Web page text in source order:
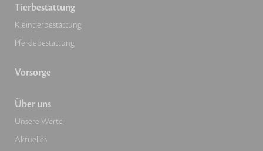
Tierbestattung
Kleintierbestattung
Pferdebestattung
Vorsorge
Über uns
Unsere Werte
Aktuelles